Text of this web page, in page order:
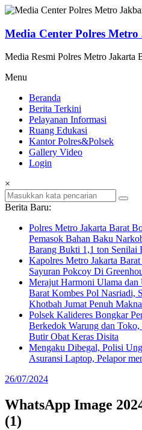
Lompat
konten
Media Center Polres
Media Resmi Polres Metro Jakarta
Menu
Beranda
Berita Terkini
Pelayanan Informasi
Ruang Edukasi
Kantor Polres&Polsek
Gallery Video
Login
×
Berita Baru:
Polres Metro Jakarta Barat
Pemasok Bahan Baku
Barang Bukti 1,1 ton Senilai
Kapolres Metro Jakarta
Sayuran Pokcoy Di
Merajut Harmoni Ulama dan
Barat Kombes Pol Nasriadi,
Khotbah Jumat Penuh Makna
Polsek Kalideres Bongkar
Berkedok Warung dan
Butir Obat Keras Disita
Mengaku Dibegal, Polisi
Asuransi Laptop, Pelapor
26/07/2024
WhatsApp Image
(1)